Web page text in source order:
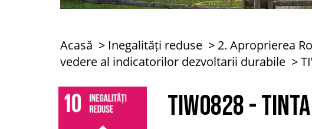
Acasă Inegalități reduse
2. Aproprierea
vedere al indicatorilor dezvoltarii durabile
TIW0828 -